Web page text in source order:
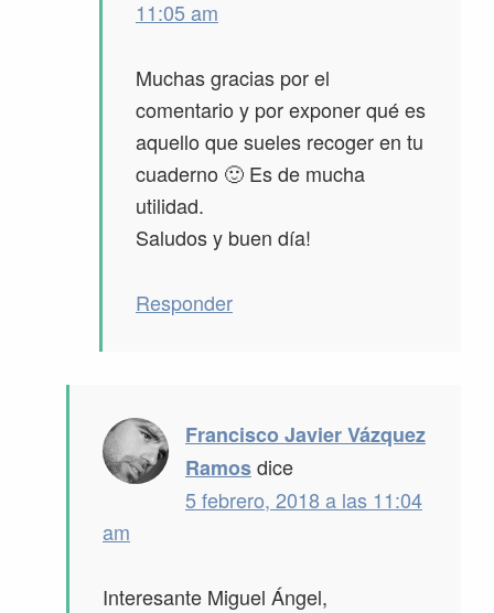
11:05 am
Muchas gracias por el
comentario y por exponer qué es
aquello que sueles recoger en tu
cuaderno 🙂 Es de mucha
utilidad.
Saludos y buen día!
Responder
Francisco Javier Vázquez
Ramosdice
5 febrero, 2018 a las 11:04
am
Interesante Miguel Ángel,